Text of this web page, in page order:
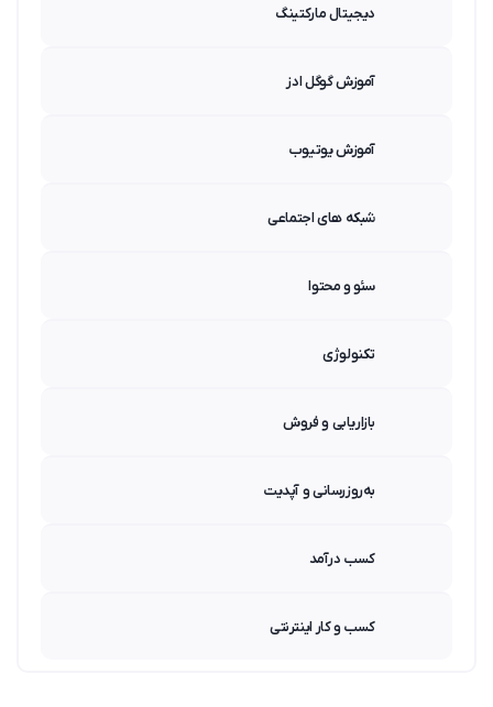
دیجیتال مارکتینگ
آموزش گوگل ادز
آموزش یوتیوب
شبکه های اجتماعی
سئو و محتوا
تکنولوژی
بازاریابی و فروش
به‌روزرسانی و آپدیت
کسب درآمد
کسب و کار اینترنتی